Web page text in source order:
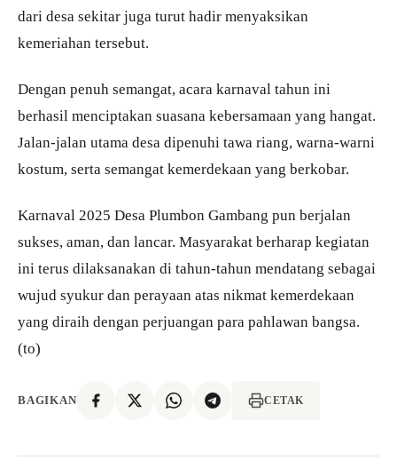
dari desa sekitar juga turut hadir menyaksikan
kemeriahan tersebut.
Dengan penuh semangat, acara karnaval tahun ini
berhasil menciptakan suasana kebersamaan yang hangat.
Jalan-jalan utama desa dipenuhi tawa riang, warna-warni
kostum, serta semangat kemerdekaan yang berkobar.
Karnaval 2025 Desa Plumbon Gambang pun berjalan
sukses, aman, dan lancar. Masyarakat berharap kegiatan
ini terus dilaksanakan di tahun-tahun mendatang sebagai
wujud syukur dan perayaan atas nikmat kemerdekaan
yang diraih dengan perjuangan para pahlawan bangsa.
(to)
BAGIKAN CETAK